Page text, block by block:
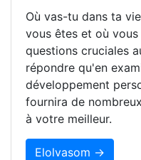
Où vas-tu dans ta
vous êtes et où
questions cruciales
répondre qu'en
développement
fournira de
à votre meilleur.
Elolvasom →